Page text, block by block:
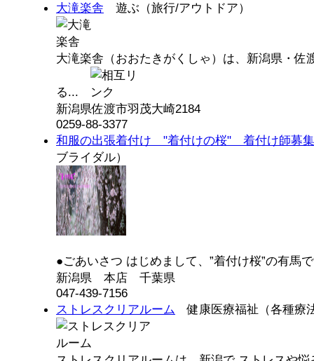
大滝楽舎 遊ぶ（旅行/アウトドア）
大滝楽舎（おおたきがくしゃ）は、新潟県・佐
る...
新潟県佐渡市羽茂大崎2184
0259-88-3377
和服の出張着付け "着付けの桜" 着付け師募
ブライダル）
●ごあいさつ はじめまして、”着付け桜”の有
新潟県 本店 千葉県
047-439-7156
ストレスクリアルーム 健康医療福祉（各種療